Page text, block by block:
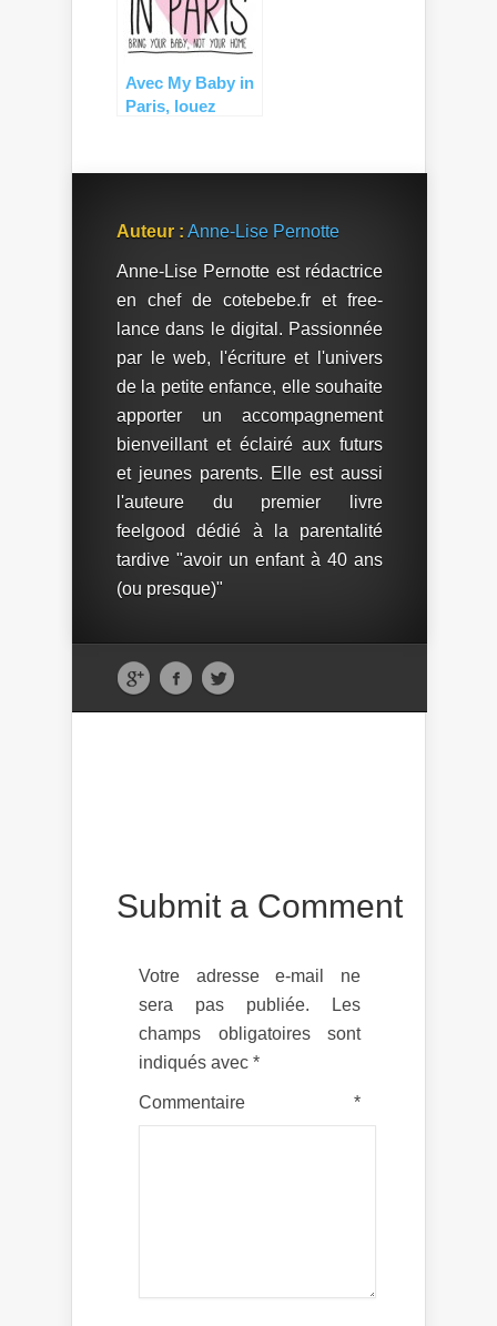
Avec My Baby in
Paris, louez
toute sérénité !
Auteur : Anne-Lise Pernotte
Anne-Lise Pernotte est rédactrice
en chef de cotebebe.fr et free-
lance dans le digital. Passionnée
par le web, l'écriture et l'univers
de la petite enfance, elle souhaite
apporter un accompagnement
bienveillant et éclairé aux futurs
et jeunes parents. Elle est aussi
l'auteure du premier livre
feelgood dédié à la parentalité
tardive "avoir un enfant à 40 ans
(ou presque)"
Submit a Comment
Votre adresse e-mail ne
sera pas publiée.
Les
champs obligatoires sont
indiqués avec *
Commentaire *